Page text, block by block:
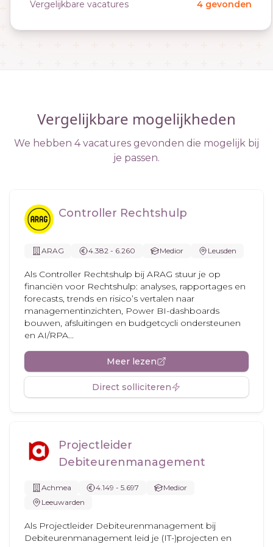
Vergelijkbare vacatures 4 gevonden
Vergelijkbare mogelijkheden
We hebben 4 vacatures gevonden die mogelijk bij
je passen.
Controller Rechtshulp
ARAG 4.382 - 6.260 Medior Leusden
Als Controller Rechtshulp bij ARAG stuur je op
financiën voor Rechtshulp: analyses, rapportages en
forecasts, trends en risico’s vertalen naar
managementinzichten, Power BI-dashboards
bouwen, afsluitingen en budgetcycli ondersteunen
en AI/RPA...
Meer lezen
Direct solliciteren
Projectleider
Debiteurenmanagement
Achmea 4.149 - 5.697
Medior
Leeuwarden
Als Projectleider Debiteurenmanagement bij
Debiteurenmanagement leid je (IT-)projecten en